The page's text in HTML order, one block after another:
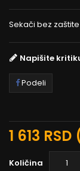
Sekači bez
Napišite
Podeli
1 613 RSD
Količina